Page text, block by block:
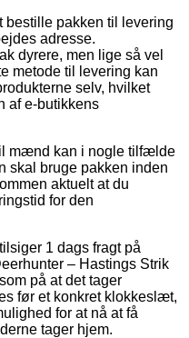
bestille pakken til levering
adresse.
dyrere, men lige så vel
metode til levering kan
selv, hvilket
af e-butikkens
mænd kan i nogle tilfælde
skal bruge pakken inden
aktuelt at du
for den
1 dags fragt på
– Hastings Strik
på at det tager
før et konkret klokkeslæt,
for at nå at få
tager hjem.